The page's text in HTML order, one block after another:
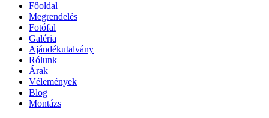
Főoldal
Megrendelés
Fotófal
Galéria
Ajándékutalvány
Rólunk
Árak
Vélemények
Blog
Montázs